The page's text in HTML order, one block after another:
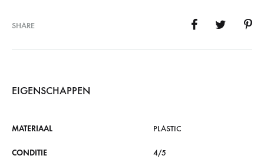
SHARE
EIGENSCHAPPEN
MATERIAAL PLASTIC
CONDITIE 4/5